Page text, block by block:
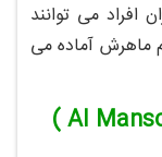
می توانند
ماهرش آماده می